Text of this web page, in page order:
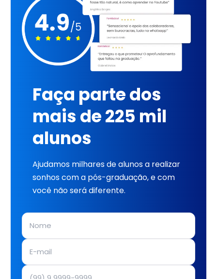
Faça parte dos
mais de 225 mil
alunos
Ajudamos milhares de alunos a realizar
sonhos com a pós-graduação, e com
você não será diferente.